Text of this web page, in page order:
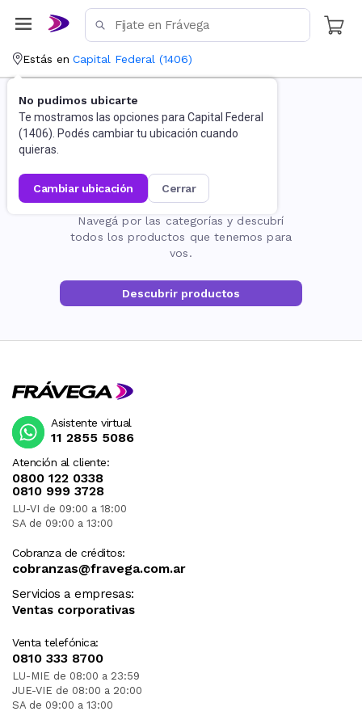
Estás en Capital Federal (1406)
No pudimos ubicarte
Te mostramos las opciones para Capital Federal
(1406). Podés cambiar tu ubicación cuando
quieras.
cambiar ubicación cerrar
La página no existe
Navegá por las categorías y descubrí
todos los productos que tenemos para
vos.
Descubrir productos
Atención al cliente:
0800 122 0338
0810 999 3728
LU-VI de 09:00 a 18:00
SA de 09:00 a 13:00
Cobranza de créditos:
cobranzas@fravega.com.ar
Servicios a empresas:
Ventas corporativas
Venta telefónica:
0810 333 8700
LU-MIE de 08:00 a 23:59
JUE-VIE de 08:00 a 20:00
SA de 09:00 a 13:00
Asistente virtual
11 2855 5086